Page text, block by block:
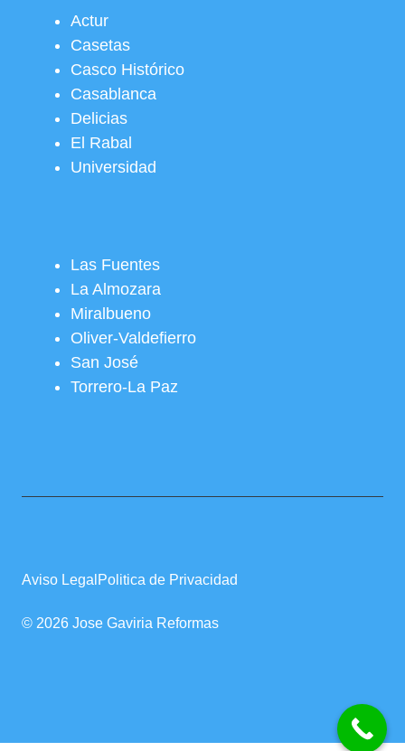
Actur
Casetas
Casco Histórico
Casablanca
Delicias
El Rabal
Universidad
Las Fuentes
La Almozara
Miralbueno
Oliver-Valdefierro
San José
Torrero-La Paz
© 2026 Jose Gaviria Reformas
Aviso Legal Politica de Privacidad